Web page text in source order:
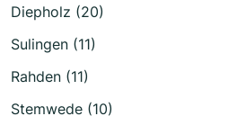
Diepholz (20)
Sulingen (11)
Rahden (11)
Stemwede (10)